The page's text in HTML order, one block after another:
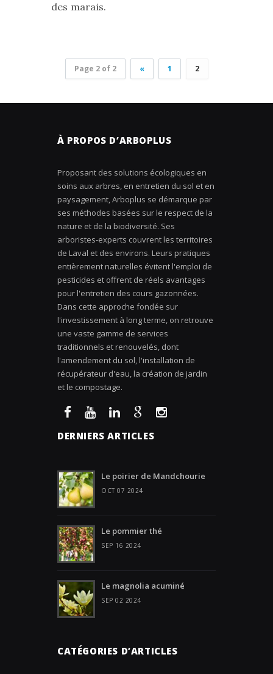
des marais.
Page 2 of 2 « 1 2
À PROPOS D’ARBOPLUS
Proposant des solutions écologiques en
soins aux arbres, en entretien du sol et en
paysagement, Arboplus se démarque par
ses méthodes basées sur le respect de la
nature et de la biodiversité. Ses
arboristes-experts couvrent les territoires
de Laval et des environs. Leurs pratiques
entièrement naturelles évitent l'emploi de
pesticides et offrent de réels avantages
pour l'entretien des cours gazonnées.
Dans cette approche fondée sur
l'investissement à long terme, on retrouve
une vaste gamme de services
traditionnels et renouvelés, dont
l'amendement du sol, l'installation de
récupérateur d'eau, la création de jardin
et le compostage.
DERNIERS ARTICLES
Le poirier de Mandchourie
OCT 07 2024
Le pommier thé
SEP 16 2024
Le magnolia acuminé
SEP 02 2024
CATÉGORIES D’ARTICLES